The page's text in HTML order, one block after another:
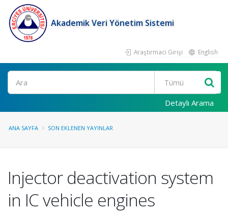
Akademik Veri Yönetim Sistemi
Araştırmacı Girişi English
Ara
Detaylı Arama
ANA SAYFA SON EKLENEN YAYINLAR
Injector deactivation system
in IC vehicle engines